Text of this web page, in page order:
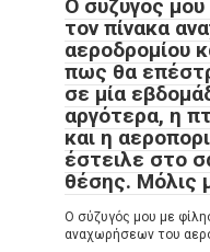
Ο σύζυγός
τον πίνακα
αεροδρομίου
πως θα
σε μία
αργότερα, η
και η
έστειλε στο
θέσης. Μόλις
Ο σύζυγός μου με
αναχωρήσεων του